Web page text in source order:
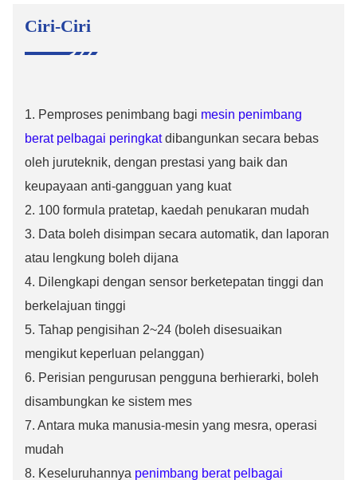
Ciri-Ciri
1. Pemproses penimbang bagi mesin penimbang
berat pelbagai peringkatdibangunkan secara bebas
oleh juruteknik, dengan prestasi yang baik dan
keupayaan anti-gangguan yang kuat
2. 100 formula pratetap, kaedah penukaran mudah
3. Data boleh disimpan secara automatik, dan laporan
atau lengkung boleh dijana
4. Dilengkapi dengan sensor berketepatan tinggi dan
berkelajuan tinggi
5. Tahap pengisihan 2~24 (boleh disesuaikan
mengikut keperluan pelanggan)
6. Perisian pengurusan pengguna berhierarki, boleh
disambungkan ke sistem mes
7. Antara muka manusia-mesin yang mesra, operasi
mudah
8. Keseluruhannya penimbang berat pelbagai